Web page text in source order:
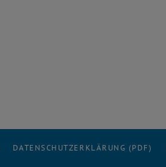
DATENSCHUTZERKLÄRUNG (PDF)